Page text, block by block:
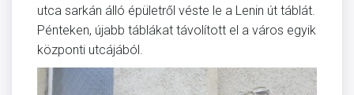
utca sarkán álló épületről véste le a Lenin út táblát.
Pénteken, újabb táblákat távolított el a város egyik
központi utcájából.